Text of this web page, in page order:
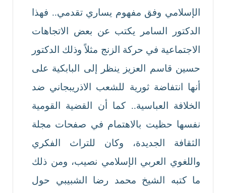
الإسلامي وفق مفهوم يساري تقدمي.. فهذا
الدكتور السامر يكتب عن بعض الاتجاهات
الاجتماعية في حركة الزنج مثلاً وذلك الدكتور
حسين قاسم العزيز ينظر إلى البابكية على
أنها انتفاضة ثورية للشعب الاذريبجاني ضد
الخلافة العباسية.. كما أن القضية القومية
نفسها حظيت بالاهتمام في صفحات مجلة
الثقافة الجديدة، وكان للتراث الفكري
واللغوي العربي الإسلامي نصيب، ومن ذلك
ما كتبه الشيخ محمد رضا الشبيبي حول